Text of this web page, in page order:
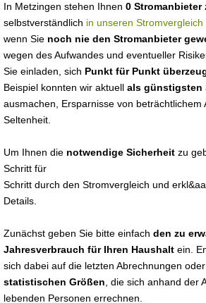
In Metzingen stehen Ihnen 0 Stromanbieter
selbstverständlich in unseren Stromvergleich
wenn Sie noch nie den Stromanbieter
wegen des Aufwandes und eventueller
Sie einladen, sich Punkt für Punkt
Beispiel konnten wir aktuell als günstigsten
ausmachen, Ersparnisse von beträchtlichem
Seltenheit.
Um Ihnen die notwendige Sicherheit zu
Schritt für
Schritt durch den Stromvergleich und
Details.
Zunächst geben Sie bitte einfach den zu
Jahresverbrauch für Ihren Haushalt ein.
sich dabei auf die letzten Abrechnungen
statistischen Größen , die sich anhand der
lebenden Personen errechnen.